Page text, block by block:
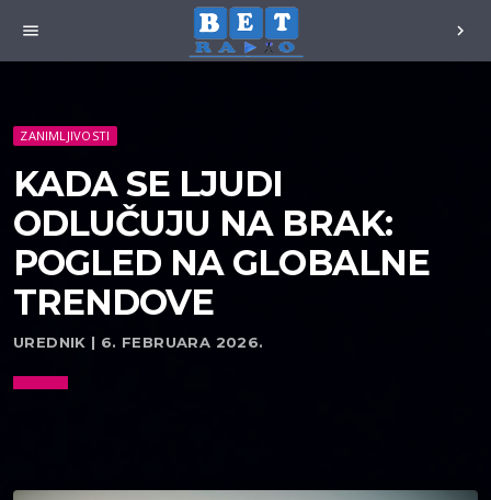
menu chevron_right
ZANIMLJIVOSTI
KADA SE LJUDI
ODLUČUJU NA BRAK:
POGLED NA GLOBALNE
TRENDOVE
UREDNIK | 6. FEBRUARA 2026.